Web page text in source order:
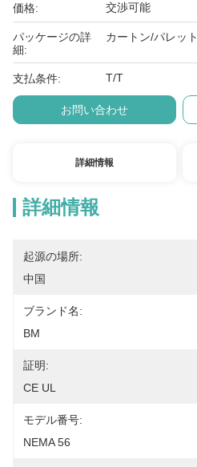
価格: 交渉可能
パッケージの詳
細:
カートン/パレット
支払条件: T/T
お問い合わせ
詳細情報
詳細情報
起源の場所:
中国
ブランド名:
BM
証明:
CE UL
モデル番号:
NEMA 56